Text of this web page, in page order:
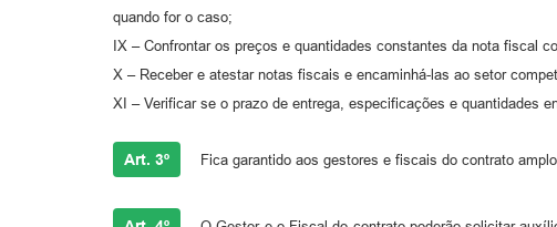
quando for o caso;
IX – Confrontar os preços e quantidades constantes da nota fiscal
X – Receber e atestar notas fiscais e encaminhá-las ao setor
XI – Verificar se o prazo de entrega, especificações e quantidades
Art. 3º Fica garantido aos gestores e fiscais do contrato